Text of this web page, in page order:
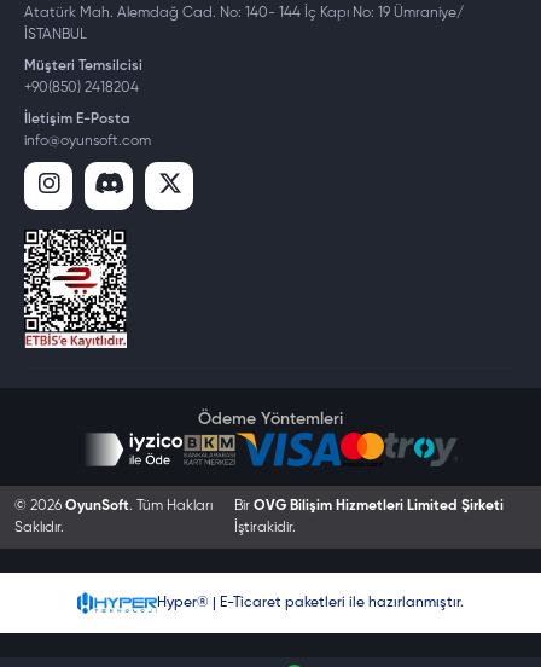
Atatürk Mah. Alemdağ Cad. No: 140- 144 İç Kapı No: 19 Ümraniye/
İSTANBUL
Müşteri Temsilcisi
+90(850) 2418204
İletişim E-Posta
info@oyunsoft.com
Ödeme Yöntemleri
© 2026 OyunSoft. Tüm Hakları
Saklıdır.
Bir OVG Bilişim Hizmetleri Limited Şirketi
İştirakidir.
Hyper® | E-Ticaret paketleri ile hazırlanmıştır.